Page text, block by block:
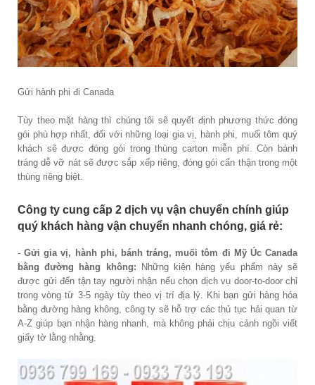
Gửi hành phi đi Canada
Tùy theo mặt hàng thì chúng tôi sẽ quyết định phương thức đóng
gói phù hợp nhất, đối với những loại gia vị, hành phi, muối tôm quý
khách sẽ được đóng gói trong thùng carton miễn phí. Còn bánh
tráng dễ vỡ nát sẽ được sắp xếp riêng, đóng gói cẩn thận trong một
thùng riêng biệt.
Công ty cung cấp 2 dịch vụ vận chuyển chính giúp
quý khách hàng vận chuyển nhanh chóng, giá rẻ:
-Gửi gia vị, hành phi, bánh tráng, muối tôm đi Mỹ Úc Canada
bằng đường hàng không: Những kiện hàng yếu phẩm này sẽ
được gửi đến tận tay người nhận nếu chọn dịch vụ door-to-door chỉ
trong vòng từ 3-5 ngày tùy theo vị trí địa lý. Khi bạn gửi hàng hóa
bằng đường hàng không, công ty sẽ hỗ trợ các thủ tục hải quan từ
A-Z giúp bạn nhận hàng nhanh, mà không phải chịu cảnh ngồi viết
giấy tờ lằng nhằng.